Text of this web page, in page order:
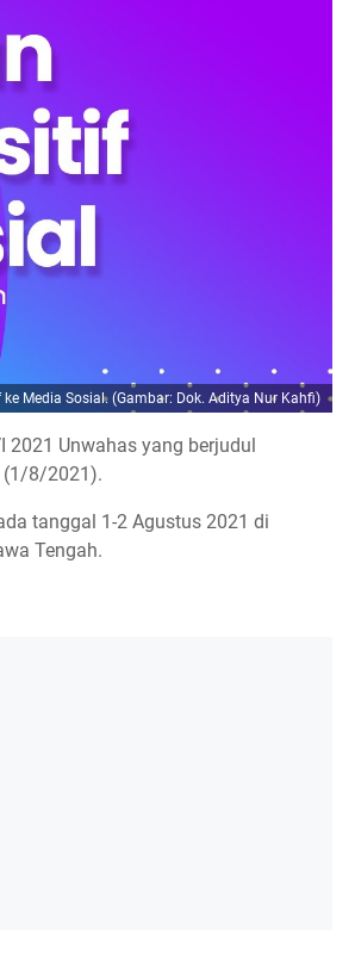
Media Sosial. (Gambar: Dok. Aditya Nur Kahfi)
2021 Unwahas yang berjudul
(1/8/2021).
tanggal 1-2 Agustus 2021 di
Tengah.